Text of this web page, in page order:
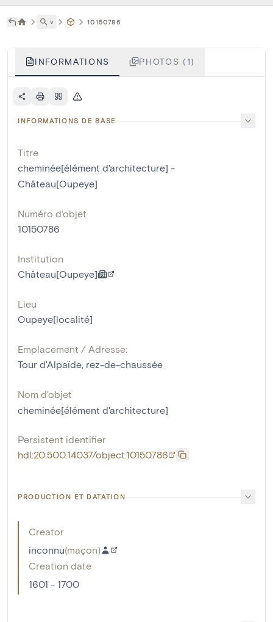
˅ 10150786
INFORMATIONS PHOTOS (1)
INFORMATIONS DE BASE
Titre
cheminée[élément d'architecture] -
Château[Oupeye]
Numéro d'objet
10150786
Institution
Château[Oupeye]
Lieu
Oupeye[localité]
Emplacement / Adresse:
Tour d'Alpaïde, rez-de-chaussée
Nom d'objet
cheminée[élément d'architecture]
Persistent identifier
hdl:20.500.14037/object.10150786
PRODUCTION ET DATATION
Creator
inconnu(maçon)
Creation date
1601 - 1700